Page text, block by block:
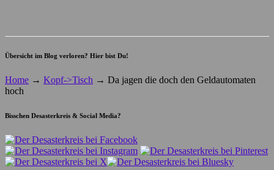
Übersicht im Blog verloren? Hier bist Du!
Home → Kopf->Tisch → Da jagen die doch den Geldautomaten
hoch
Bisschen Desasterkreis & Social Media?